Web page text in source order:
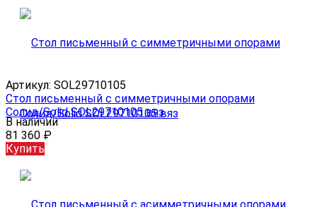
Артикул: SOL29710105
Стол письменный с симметричными опорами
Солид/Solid SOL29710105 вяз
В наличии
81 360 ₽
Купить